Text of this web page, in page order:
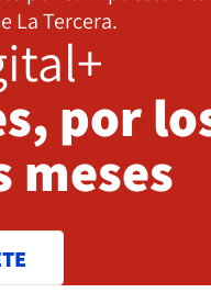
La Tercera.
por
meses